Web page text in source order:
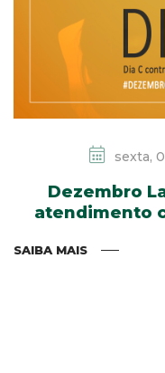
sexta,
Dezembro
atendimento
SAIBA MAIS